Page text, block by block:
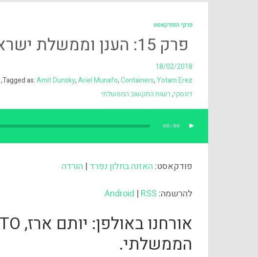
פרקי הפודקאסט
פרק 15: הענן וממשלת ישראל
18/02/2018
Tagged as:Amit Dunsky,Ariel Munafo,Containers,Yotam Erez
,
דונסקי,רשות התקשוב הממשלתי
00:00
פודקאסט: האזנה בחלון נפרד | הורדה
להרשמה: Android | RSS
הממשלתי.